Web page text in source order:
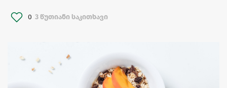
0 3 წუთიანი საკითხავი